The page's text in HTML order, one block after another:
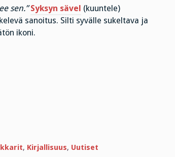
sen.” Syksyn sävel (kuuntele)
sanoitus. Silti syvälle sukeltava ja
ikoni.
, Kirjallisuus, Uutiset